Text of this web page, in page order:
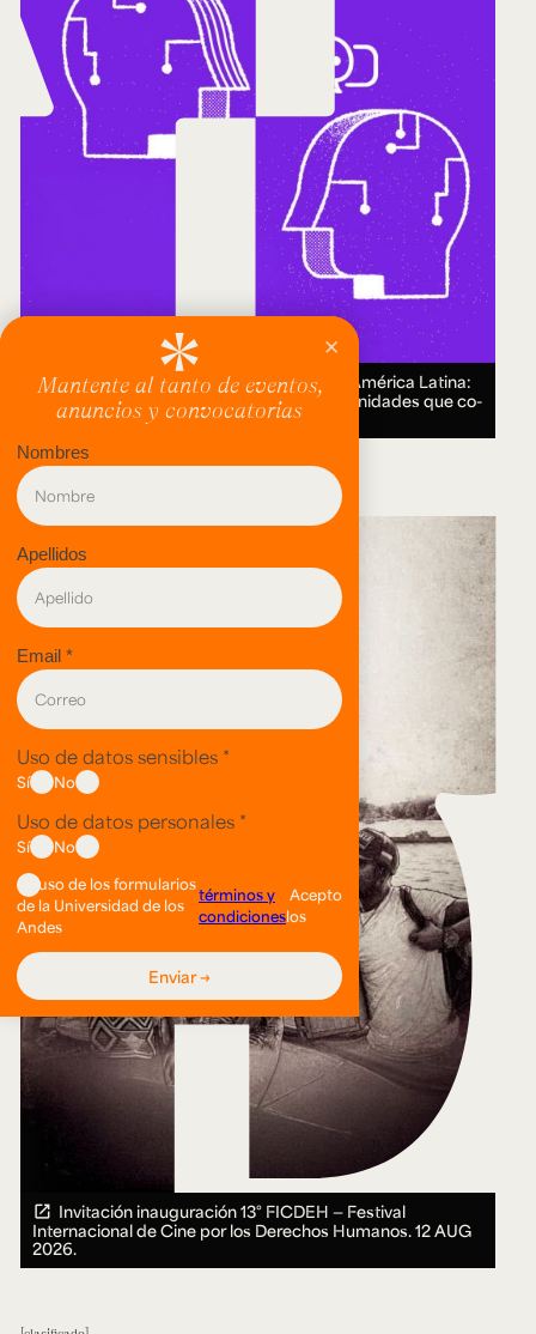
Encuentro Humanidades Digitales en América Latina:
genealogías, conocimiento abierto y comunidades que co-
crean.18 AUG 2026.
evento
Invitación inauguración 13° FICDEH — Festival
Internacional de Cine por los Derechos Humanos.12 AUG
2026.